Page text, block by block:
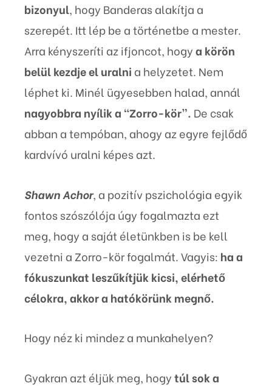
bizonyul, hogy Banderas alakítja a
szerepét. Itt lép be a történetbe a mester.
Arra kényszeríti az ifjoncot, hogya körön
belül kezdje el uralni a helyzetet. Nem
léphet ki. Minél ügyesebben halad, annál
nagyobbra nyílik a “Zorro-kör”. De csak
abban a tempóban, ahogy az egyre fejlődő
kardvívó uralni képes azt.
Shawn Achor, a pozitív pszichológia egyik
fontos szószólója úgy fogalmazta ezt
meg, hogy a saját életünkben is be kell
vezetni a Zorro-kör fogalmát. Vagyis: ha a
fókuszunkat leszűkítjük kicsi, elérhető
célokra, akkor a hatókörünk megnő.
Hogy néz ki mindez a munkahelyen?
Gyakran azt éljük meg, hogytúl sok a